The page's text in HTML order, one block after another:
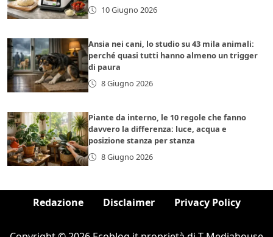
10 Giugno 2026
Ansia nei cani, lo studio su 43 mila animali:
perché quasi tutti hanno almeno un trigger
di paura
8 Giugno 2026
Piante da interno, le 10 regole che fanno
davvero la differenza: luce, acqua e
posizione stanza per stanza
8 Giugno 2026
Redazione Disclaimer Privacy Policy